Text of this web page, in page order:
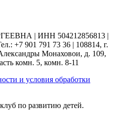
| ИНН 504212856813 |
+7 901 791 73 36 | 108814, г.
Монаховои‌, д. 109,
комн. 5, комн. 8-11
и условия обработки
по развитию детей.